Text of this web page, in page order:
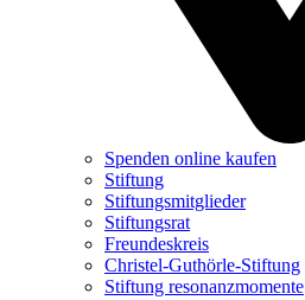
Spenden online kaufen
Stiftung
Stiftungsmitglieder
Stiftungsrat
Freundeskreis
Christel-Guthörle-Stiftung
Stiftung resonanzmomente